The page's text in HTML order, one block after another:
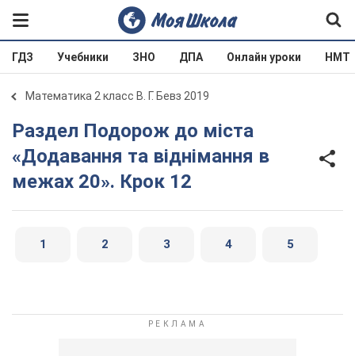
ГДЗ Учебники ЗНО ДПА Онлайн уроки НМТ
Математика 2 класс В. Г. Бевз 2019
Раздел Подорож до міста
«Додавання та віднімання в
межах 20». Крок 12
1 2 3 4 5